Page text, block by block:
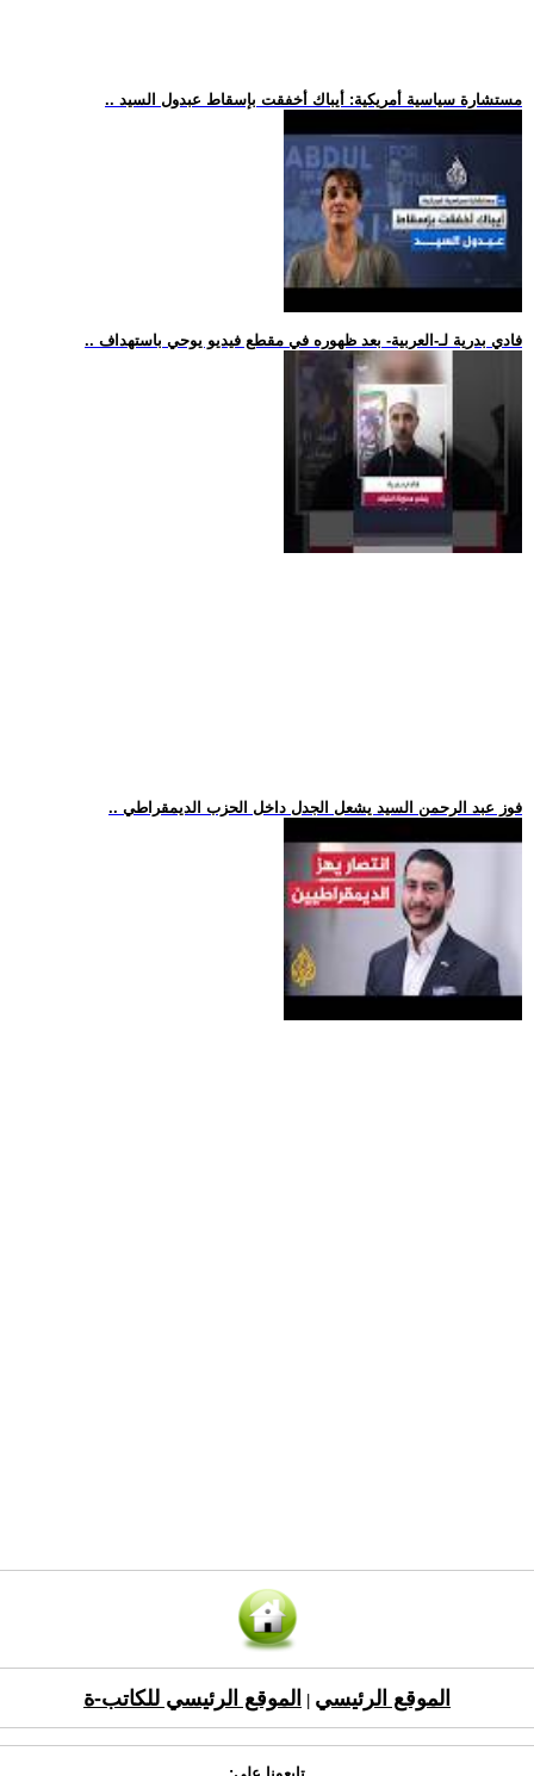
.. مستشارة سياسية أمريكية: أيباك أخفقت بإسقاط عبدول السيد
.. فادي بدرية لـ-العربية- بعد ظهوره في مقطع فيديو يوحي باستهداف
.. فوز عبد الرحمن السيد يشعل الجدل داخل الحزب الديمقراطي
الموقع الرئيسي الموقع الرئيسي للكاتب-ة